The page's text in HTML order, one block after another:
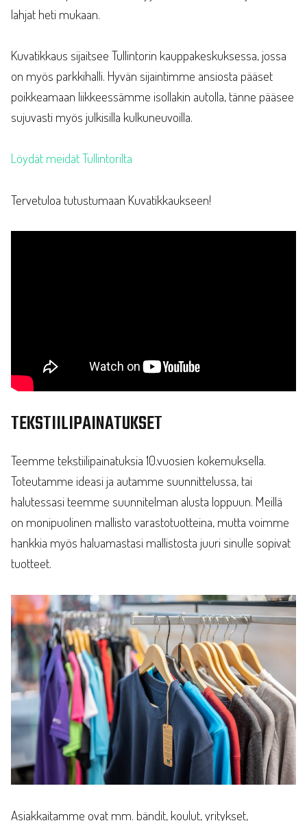
lahjat heti mukaan.
Kuvatikkaus sijaitsee Tullintorin kauppakeskuksessa, jossa
on myös parkkihalli. Hyvän sijaintimme ansiosta pääset
poikkeamaan liikkeessämme isollakin autolla, tänne pääsee
sujuvasti myös julkisilla kulkuneuvoilla.
Löydät meidät Tullintorilta
Tervetuloa tutustumaan Kuvatikkaukseen!
TEKSTIILIPAINATUKSET
Teemme tekstiilipainatuksia 10.vuosien kokemuksella.
Toteutamme ideasi ja autamme suunnittelussa, tai
halutessasi teemme suunnitelman alusta loppuun. Meillä
on monipuolinen mallisto varastotuotteina, mutta voimme
hankkia myös haluamastasi mallistosta juuri sinulle sopivat
tuotteet.
Asiakkaitamme ovat mm. bändit, koulut, yritykset,